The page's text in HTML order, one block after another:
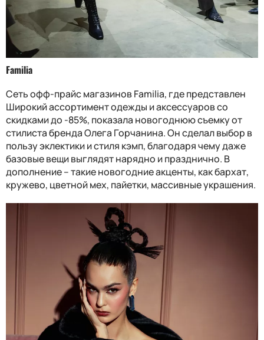
Familia
Сеть офф-прайс магазинов Familia, где представлен
Широкий ассортимент одежды и аксессуаров со
скидками до -85%, показала новогоднюю съемку от
стилиста бренда Олега Горчанина. Он сделал выбор в
пользу эклектики и стиля кэмп, благодаря чему даже
базовые вещи выглядят нарядно и празднично. В
дополнение – такие новогодние акценты, как бархат,
кружево, цветной мех, пайетки, массивные украшения.